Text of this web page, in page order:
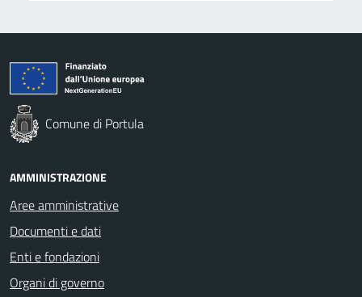
Comune di Portula
AMMINISTRAZIONE
Aree amministrative
Documenti e dati
Enti e fondazioni
Organi di governo